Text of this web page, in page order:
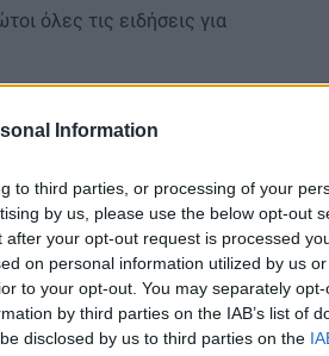
Information
to third parties, or processing of your
by us, please use the below opt-out
your opt-out request is processed
on personal information utilized by us
to your opt-out. You may separately
by third parties on the IAB’s list of
disclosed by us to third parties on the
όλες τις ειδήσεις για
09:09
με την Καλλιθέα